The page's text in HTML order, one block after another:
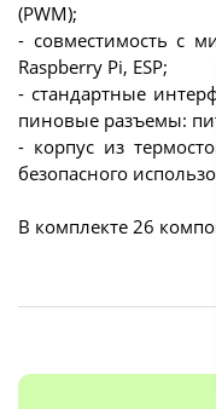
(PWM);
- совместимость с
Raspberry Pi, ESP;
- стандартные
пиновые разъемы:
- корпус из
безопасного
В комплекте 26